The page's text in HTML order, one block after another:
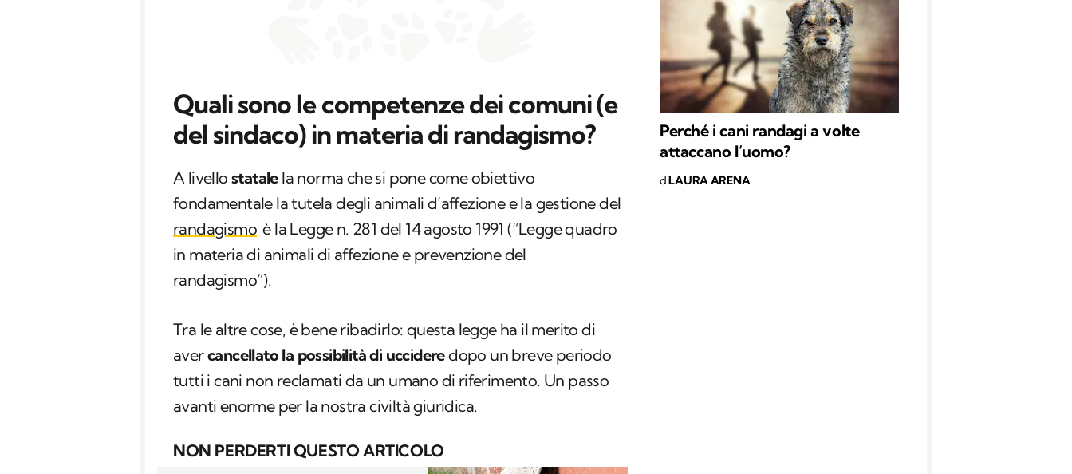
Quali sono le competenze dei comuni (e
del sindaco) in materia di randagismo?
A livello statalela norma che si pone come obiettivo
fondamentale la tutela degli animali d’affezione e la gestione del
randagismo è la Legge n. 281 del 14 agosto 1991 (“Legge quadro
in materia di animali di affezione e prevenzione del
randagismo”).
Tra le altre cose, è bene ribadirlo: questa legge ha il merito di
avercancellato la possibilità di uccideredopo un breve periodo
tutti i cani non reclamati da un umano di riferimento. Un passo
avanti enorme per la nostra civiltà giuridica.
NON PERDERTI QUESTO ARTICOLO
Perché i cani randagi a volte
attaccano l’uomo?
diLAURA ARENA